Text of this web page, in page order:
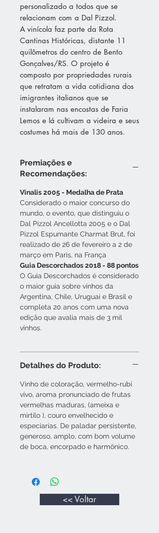
personalizado a todos que se
relacionam com a Dal Pizzol.
A vinícola faz parte da Rota
Cantinas Históricas, distante 11
quilômetros do centro de Bento
Gonçalves/RS. O projeto é
composto por propriedades rurais
que retratam a vida cotidiana dos
imigrantes italianos que se
instalaram nas encostas de Faria
Lemos e lá cultivam a videira e seus
costumes há mais de 130 anos.
Premiações e
Recomendações:
Vinalis 2005 - Medalha de Prata
Considerado o maior concurso do
mundo, o evento, que distinguiu o
Dal Pizzol Ancellotta 2005 e o Dal
Pizzol Espumante Charmat Brut, foi
realizado de 26 de fevereiro a 2 de
março em Paris, na França
Guia Descorchados 2018 - 88 pontos
O Guia Descorchados é considerado
o maior guia sobre vinhos da
Argentina, Chile, Uruguai e Brasil e
completa 20 anos com uma nova
edição que avalia mais de 3 mil
vinhos.
Detalhes do Produto:
Vinho de coloração, vermelho-rubi
vivo, aroma pronunciado de frutas
vermelhas maduras, (ameixa e
mirtilo ), couro envelhecido e
especiarias. De paladar persistente,
generoso, amplo, com bom volume
de boca, encorpado e harmônico.
<< Voltar